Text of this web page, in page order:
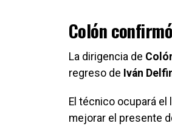
Colón
La dirigencia de
regreso de Iván
El técnico ocupará el
mejorar el presente